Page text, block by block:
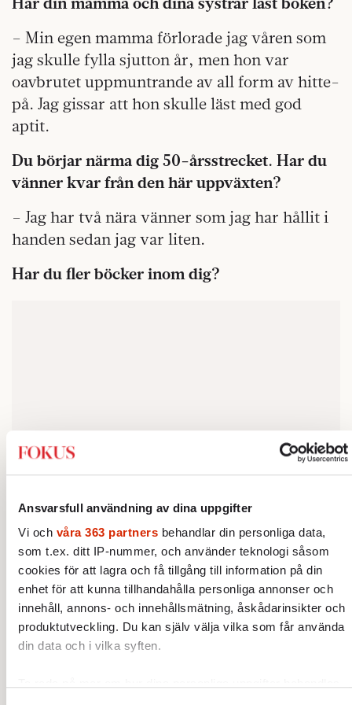
Ansvarsfull användning av dina uppgifter
Vi och våra 363 partners behandlar din personliga data,
som t.ex. ditt IP-nummer, och använder teknologi såsom
cookies för att lagra och få tillgång till information på din
enhet för att kunna tillhandahålla personliga annonser och
innehåll, annons- och innehållsmätning, åskådarinsikter och
produktutveckling. Du kan själv välja vilka som får använda
din data och i vilka syften.
– Min egen mamma förlorade jag våren som
jag skulle fylla sjutton år, men hon var
oavbrutet uppmuntrande av all form av hitte-
på. Jag gissar att hon skulle läst med god
aptit.
Du börjar närma dig 50-årsstrecket. Har du
vänner kvar från den här uppväxten?
– Jag har två nära vänner som jag har hållit i
handen sedan jag var liten.
Har du fler böcker inom dig?
– Definitivt en bok till. Jag vill fortsätta
berättelsen om Adina och Malin.
Vilken typ av litteratur läser du och tycker
– Jag läserallt. Jag är svag för och imponerad